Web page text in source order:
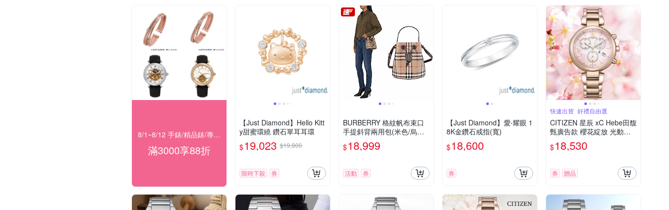
8/1~8/12 手錶/精品錶/專櫃飾品 指定商品滿$3000享88折
滿3000享88折
【Just Diamond】Hello Kitt
y甜蜜環繞 鑽石單耳耳環
$19,023 $19,800
限時下殺 券
BURBERRY 格紋帆布束口
手提斜背兩用包(米色/烏木
色)
$18,999
活動 券
【Just Diamond】愛‧耀眼 1
8K金鑽石戒指(寬)
$18,600
券
快速出貨_好禮自由選
CITIZEN 星辰 xC Hebe田馥
甄廣告款 櫻花綻放 光動能
計時 女錶 FB1456-65X 送
禮 禮物 推薦
$18,530
券 贈品